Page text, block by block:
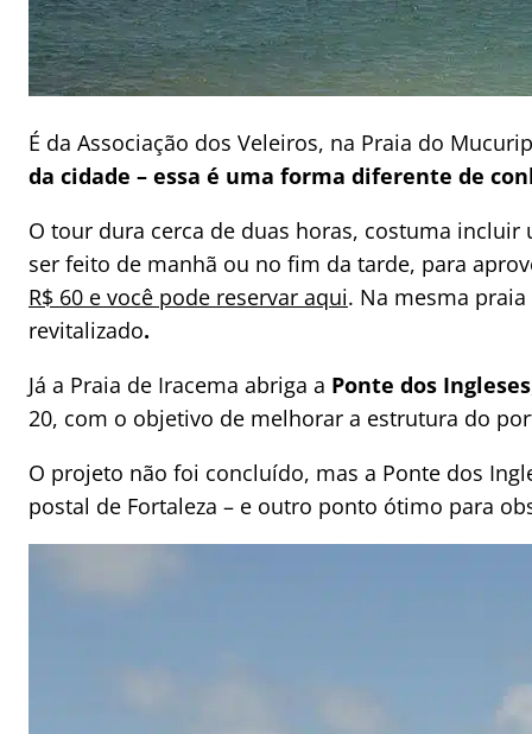
É da Associação dos Veleiros, na Praia do
da cidade – essa é uma forma diferente de
O tour dura cerca de duas horas, costuma
ser feito de manhã ou no fim da tarde, para
R$ 60 e você pode reservar aqui. Na mesma
revitalizado.
Já a Praia de Iracema abriga a Ponte dos Ingleses
20, com o objetivo de melhorar a estrutura do
O projeto não foi concluído, mas a Ponte dos
postal de Fortaleza – e outro ponto ótimo para